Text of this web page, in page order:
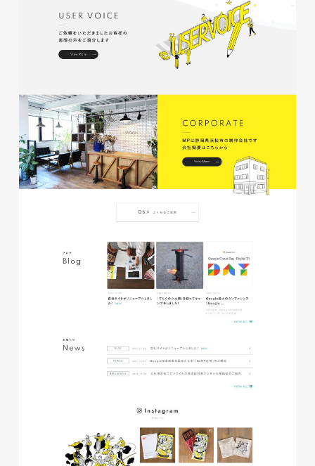
株式会社ベストブラス様 EC
サイト制作
#HTML/CSSコーディング
#Shopify